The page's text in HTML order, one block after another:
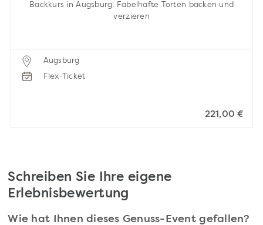
Backkurs in Augsburg: Fabelhafte Torten backen und
verzieren
Augsburg
Flex-Ticket
221,00 €
Schreiben Sie Ihre eigene
Erlebnisbewertung
Wie hat Ihnen dieses Genuss-Event gefallen?